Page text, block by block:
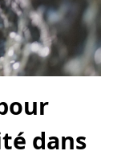
dans